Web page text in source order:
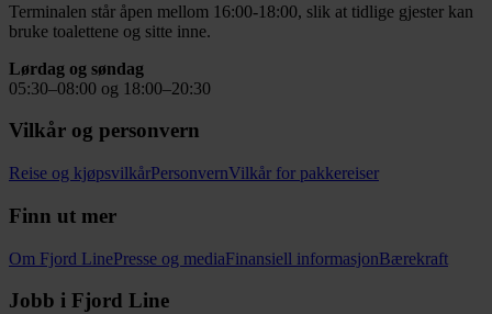
Terminalen står åpen mellom 16:00-18:00, slik at tidlige gjester kan
bruke toalettene og sitte inne.
Lørdag og søndag
05:30–08:00 og 18:00–20:30
Vilkår og personvern
Reise og kjøpsvilkårPersonvernVilkår for pakkereiser
Finn ut mer
Om Fjord LinePresse og mediaFinansiell informasjonBærekraft
Jobb i Fjord Line